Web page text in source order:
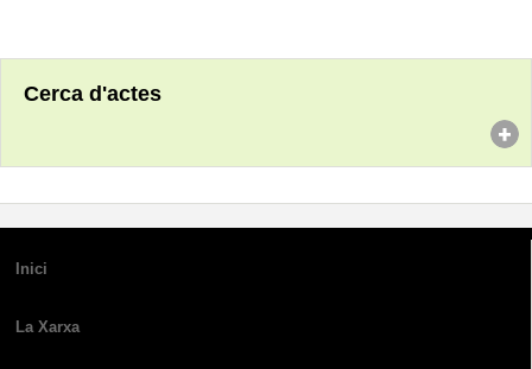
Cerca d'actes
Inici
La Xarxa